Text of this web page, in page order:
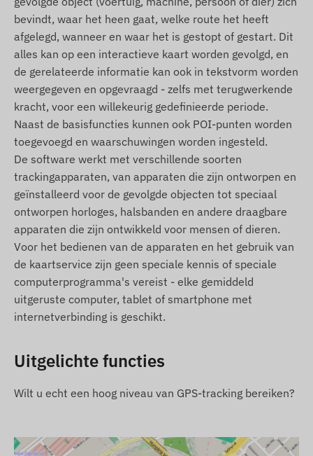
Oman, Palestina, Paraguay, Peru, Filipijnen, Polen,
Portugal, Roemenië, Rusland, Saint Kitts en Nevis,
Saint Lucia, Saint Vincent en de Grenadines,
Servië, Slowakije, Slovenië, Zuid-Afrika, Spanje, Sri
Lanka, Zweden, Zwitserland, Thailand, Tunesië,
Turkije, Turks- en Caicoseilanden, Oekraïne,
Verenigde Arabische Emiraten, VS, Vietnam,
Hongkong.
Functies en eigenschappen
Samenwerking met meerdere satellietsystemen
(GPS, GLONASS, GALILEO, BEIDOU)
Communicatie tussen het apparaat en de
eigenaar via GSM 2G-netwerken, met behulp
van een micro SIM-kaart
Bedrijfsinstellingen en positieverzoeken via
software
Meetinterval voor positie naar keuze (min. 10
Instellen van push-, e-mail- en SMS-alarmen
Damp- en spatwaterdichte, robuuste behuizing
Ingebouwde versnellingsmeter, gyroscoop
bevindt, waar het heen gaat, welke route het heeft
afgelegd, wanneer en waar het is gestopt of gestart. Dit
alles kan op een interactieve kaart worden gevolgd, en
de gerelateerde informatie kan ook in tekstvorm worden
weergegeven en opgevraagd - zelfs met terugwerkende
kracht, voor een willekeurig gedefinieerde periode.
Naast de basisfuncties kunnen ook POI-punten worden
toegevoegd en waarschuwingen worden ingesteld.
De software werkt met verschillende soorten
trackingapparaten, van apparaten die zijn ontworpen en
geïnstalleerd voor de gevolgde objecten tot speciaal
ontworpen horloges, halsbanden en andere draagbare
apparaten die zijn ontwikkeld voor mensen of dieren.
Voor het bedienen van de apparaten en het gebruik van
de kaartservice zijn geen speciale kennis of speciale
computerprogramma's vereist - elke gemiddeld
uitgeruste computer, tablet of smartphone met
internetverbinding is geschikt.
Uitgelichte functies
Wilt u echt een hoog niveau van GPS-tracking bereiken?